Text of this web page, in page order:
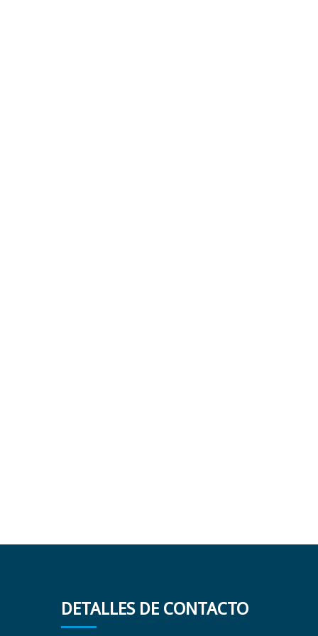
DETALLES DE CONTACTO